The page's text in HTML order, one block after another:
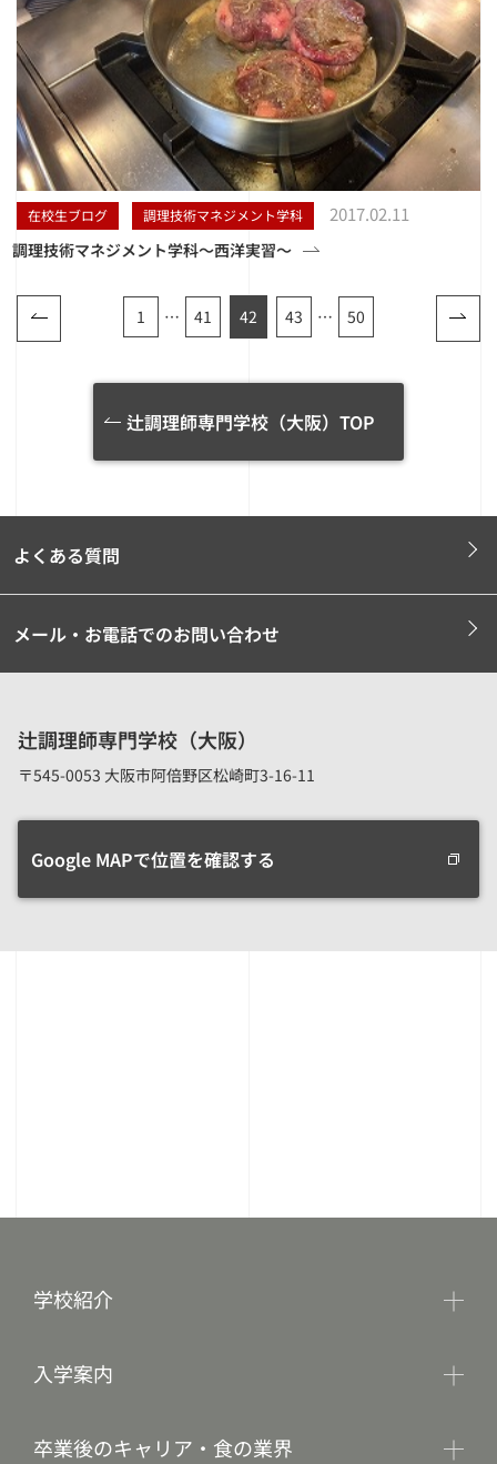
在校生ブログ 調理技術マネジメント学科 2017.02.11
調理技術マネジメント学科〜西洋実習〜
1 … 41 42 43 … 50
辻調理師専門学校（大阪）TOP
よくある質問
メール・お電話でのお問い合わせ
辻調理師専門学校（大阪）
〒545-0053 大阪市阿倍野区松崎町3-16-11
Google MAPで位置を確認する
学校紹介
入学案内
卒業後のキャリア・食の業界